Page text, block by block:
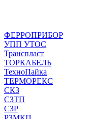
ФЕРРОПРИБОР
УПП УТОС
Транспласт
ТОРКАБЕЛЬ
ТехноПайка
ТЕРМОРЕКС
СКЗ
СЗТП
СЗР